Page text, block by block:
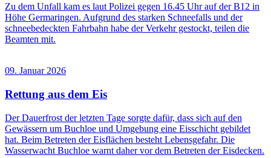
Zu dem Unfall kam es laut Polizei gegen 16.45 Uhr auf der B12 in
Höhe Germaringen. Aufgrund des starken Schneefalls und der
schneebedeckten Fahrbahn habe der Verkehr gestockt, teilen die
Beamten mit.
09. Januar 2026
Rettung aus dem Eis
Der Dauerfrost der letzten Tage sorgte dafür, dass sich auf den
Gewässern um Buchloe und Umgebung eine Eisschicht gebildet
hat. Beim Betreten der Eisflächen besteht Lebensgefahr. Die
Wasserwacht Buchloe warnt daher vor dem Betreten der Eisdecken.